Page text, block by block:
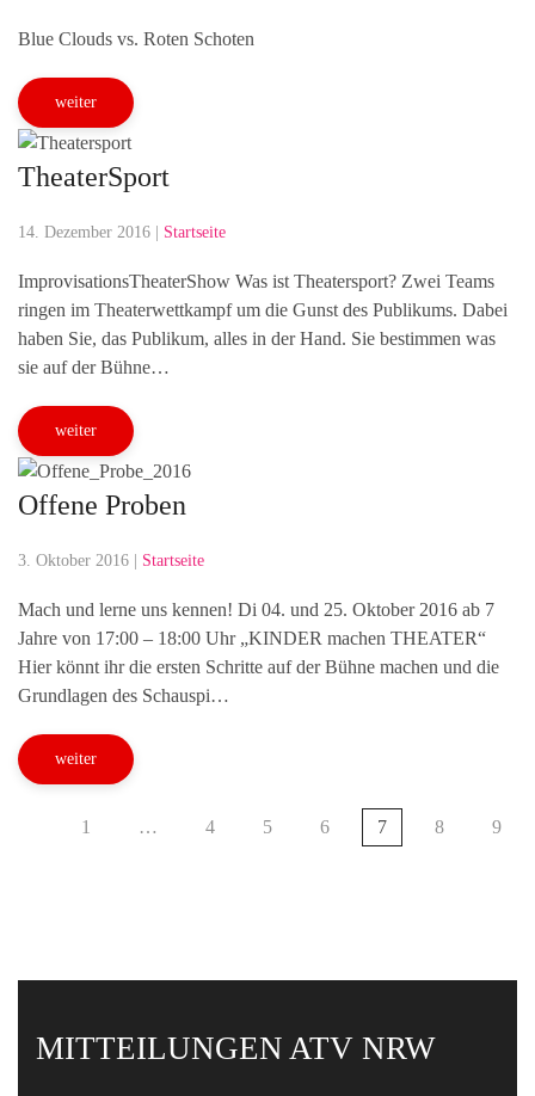
Blue Clouds vs. Roten Schoten
weiter
TheaterSport
14. Dezember 2016 Startseite
ImprovisationsTheaterShow Was ist Theatersport? Zwei Teams
ringen im Theaterwettkampf um die Gunst des Publikums. Dabei
haben Sie, das Publikum, alles in der Hand. Sie bestimmen was
sie auf der Bühne…
weiter
Offene Proben
3. Oktober 2016 Startseite
Mach und lerne uns kennen! Di 04. und 25. Oktober 2016 ab 7
Jahre von 17:00 – 18:00 Uhr „KINDER machen THEATER“
Hier könnt ihr die ersten Schritte auf der Bühne machen und die
Grundlagen des Schauspi…
weiter
1 … 4 5 6 7 8 9
MITTEILUNGEN ATV NRW